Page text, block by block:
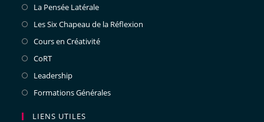
La Pensée Latérale
Les Six Chapeau de la Réflexion
Cours en Créativité
CoRT
Leadership
Formations Générales
LIENS UTILES